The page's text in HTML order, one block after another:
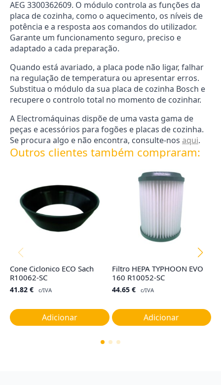
AEG 3300362609. O módulo controla as funções da
placa de cozinha, como o aquecimento, os níveis de
potência e a resposta aos comandos do utilizador.
Garante um funcionamento seguro, preciso e
adaptado a cada preparação.
Quando está avariado, a placa pode não ligar, falhar
na regulação de temperatura ou apresentar erros.
Substitua o módulo da sua placa de cozinha Bosch e
recupere o controlo total no momento de cozinhar.
A Electromáquinas dispõe de uma vasta gama de
peças e acessórios para fogões e placas de cozinha.
Se procura algo e não encontra, consulte-nos aqui.
Outros clientes também compraram:
Cone Ciclonico ECO Sach
R10062-SC
41.82 € c/IVA
Adicionar
Filtro HEPA TYPHOON EVO
160 R10052-SC
44.65 € c/IVA
Adicionar